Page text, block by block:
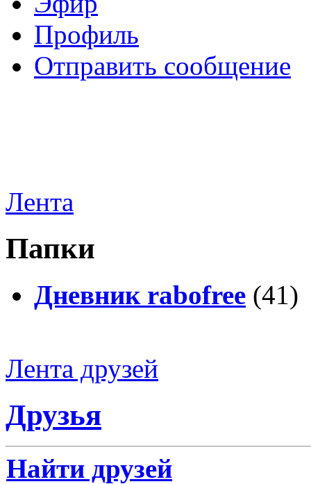
Профиль
Отправить сообщение
Лента
Папки
Дневник rabofree (41)
Лента друзей
Друзья
Найти друзей